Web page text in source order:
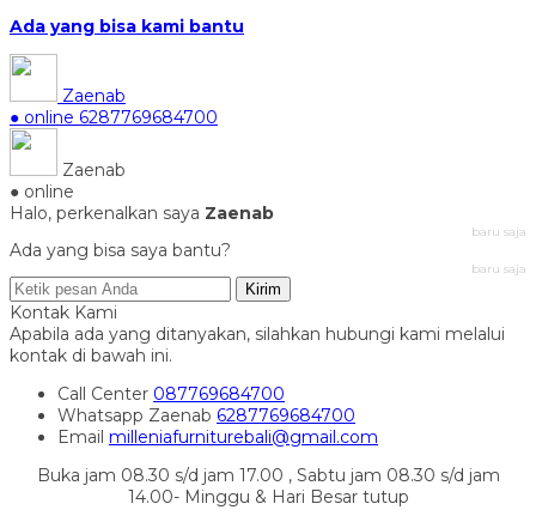
Ada yang bisa kami bantu
Zaenab
● online 6287769684700
Zaenab
● online
Halo, perkenalkan saya Zaenab
baru saja
Ada yang bisa saya bantu?
baru saja
Kirim
Kontak Kami
Apabila ada yang ditanyakan, silahkan hubungi kami melalui
kontak di bawah ini.
Call Center 087769684700
Whatsapp Zaenab 6287769684700
Email milleniafurniturebali@gmail.com
Buka jam 08.30 s/d jam 17.00 , Sabtu jam 08.30 s/d jam
14.00- Minggu & Hari Besar tutup